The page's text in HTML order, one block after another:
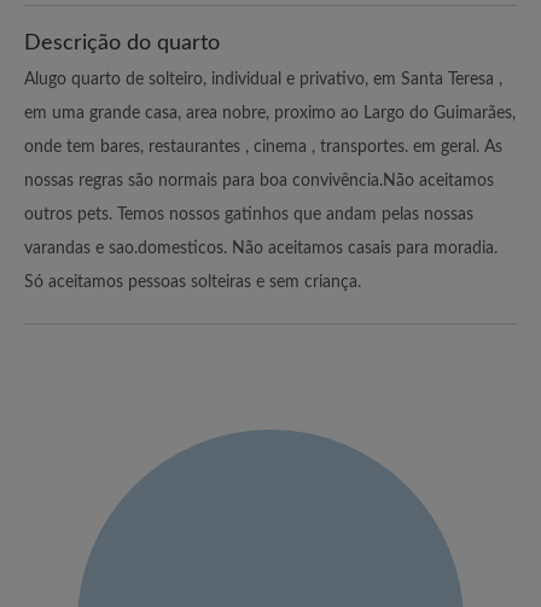
Descrição do quarto
Alugo quarto de solteiro, individual e privativo, em Santa Teresa ,
em uma grande casa, area nobre, proximo ao Largo do Guimarães,
onde tem bares, restaurantes , cinema , transportes. em geral. As
nossas regras são normais para boa convivência.Não aceitamos
outros pets. Temos nossos gatinhos que andam pelas nossas
varandas e sao.domesticos. Não aceitamos casais para moradia.
Só aceitamos pessoas solteiras e sem criança.